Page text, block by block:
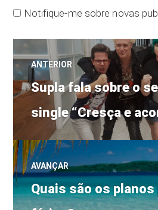
Notifique-me sobre novas
Navegação
de
Post
ANTERIOR
Post
anterior:
Supla fala sobre o
single “Cresça e
AVANÇAR
Próximo
Quais são os planos